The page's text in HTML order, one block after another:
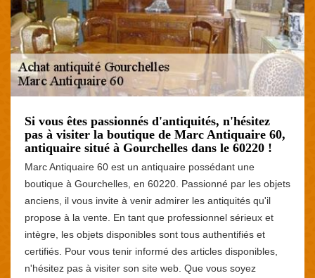
Si vous êtes passionnés d'antiquités, n'hésitez
pas à visiter la boutique de Marc Antiquaire 60,
antiquaire situé à Gourchelles dans le 60220 !
Marc Antiquaire 60 est un antiquaire possédant une
boutique à Gourchelles, en 60220. Passionné par les objets
anciens, il vous invite à venir admirer les antiquités qu'il
propose à la vente. En tant que professionnel sérieux et
intègre, les objets disponibles sont tous authentifiés et
certifiés. Pour vous tenir informé des articles disponibles,
n'hésitez pas à visiter son site web. Que vous soyez